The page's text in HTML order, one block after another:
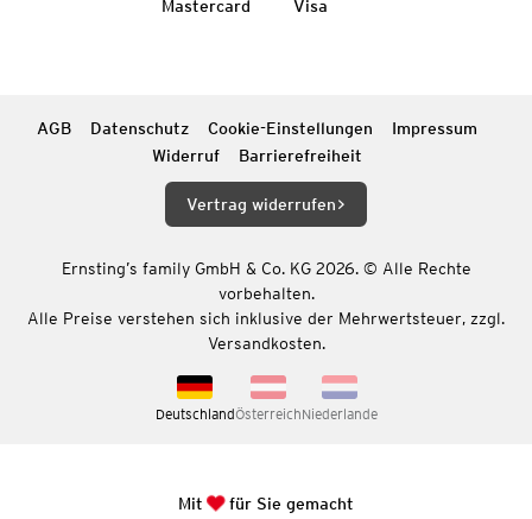
Mastercard Visa
AGB Datenschutz Cookie-Einstellungen
Impressum
Widerruf
Barrierefreiheit
Vertrag widerrufen
Ernsting’s family GmbH & Co. KG 2026. © Alle Rechte
vorbehalten.
Alle Preise verstehen sich inklusive der Mehrwertsteuer, zzgl.
Versandkosten.
DeutschlandÖsterreichNiederlande
Mit für Sie gemacht